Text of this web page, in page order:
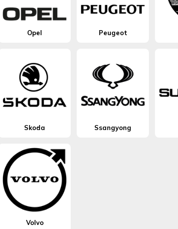
Opel Peugeot
Skoda Ssangyong
Volvo